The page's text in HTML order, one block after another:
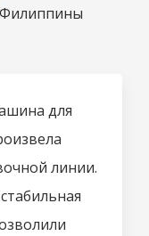
для
линии.